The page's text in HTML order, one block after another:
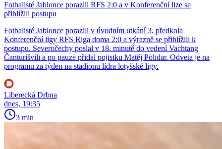
Fotbalisté Jablonce porazili RFS 2:0 a v Konferenční lize se
přiblížili postupu
Fotbalisté Jablonce porazili v úvodním utkání 3. předkola
Konferenční ligy RFS Riga doma 2:0 a výrazně se přiblížili k
postupu. Severočechy poslal v 18. minutě do vedení Vachtang
Čanturišvili a po pauze přidal pojistku Matěj Polidar. Odveta je na
programu za týden na stadionu lídra lotyšské ligy.
Liberecká Drbna
dnes, 19:35
3 min